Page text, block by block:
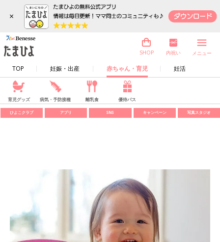
×
TOP 妊娠・出産 赤ちゃん・育児 妊活
SHOP 内祝い メニュー
育児グッズ 病気・予防接種 離乳食 優待パス
ひよこクラブ アプリ SNS キャンペーン 写真スタジオ